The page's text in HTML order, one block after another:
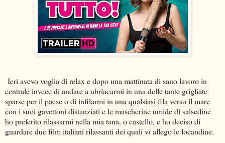
Ieri avevo voglia di relax e dopo una mattinata di sano lavoro in
centrale invece di andare a ubriacarmi in una delle tante grigliate
sparse per il paese o di infilarmi in una qualsiasi fila verso il mare
con i suoi gavettoni distanziati e le mascherine umide di salsedine
ho preferito rilassarmi nella mia tana, o castello, e ho deciso di
guardare due film italiani rilassanti dei quali vi allego le locandine.